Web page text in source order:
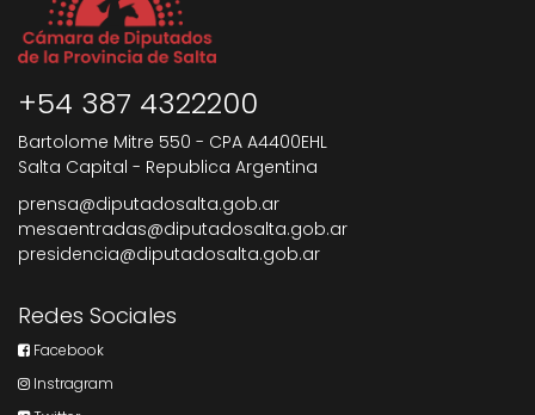
+54 387 4322200
Bartolome Mitre 550 - CPA A4400EHL
Salta Capital - Republica Argentina
prensa@diputadosalta.gob.ar
mesaentradas@diputadosalta.gob.ar
presidencia@diputadosalta.gob.ar
Redes Sociales
Facebook
Instragram